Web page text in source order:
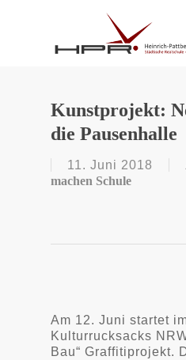
Kunstprojekt:
die Pausenhalle
11. Juni 2018
machen Schule
Am 12. Juni startet
Kulturrucksacks
Bau“ Graffitiprojekt.